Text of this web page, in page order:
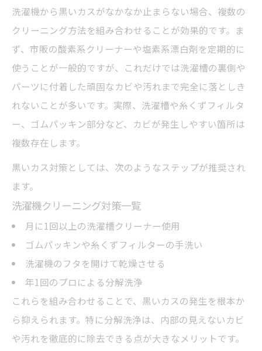
洗濯機から黒いカスがなかなか止まらない場合、複数の
クリーニング方法を組み合わせることが効果的です。ま
ず、市販の酸素系クリーナーや塩素系漂白剤を定期的に
使うことが一般的ですが、これだけでは洗濯槽の裏側や
パーツに付着した頑固なカビや汚れまで完全に落としき
れないことが多いです。実際、洗濯槽や糸くずフィルタ
ー、ゴムパッキン部分など、カビが発生しやすい箇所は
複数存在します。
黒いカス対策としては、次のようなステップが推奨され
ます。
洗濯機クリーニング対策一覧
月に1回以上の洗濯槽クリーナー使用
ゴムパッキンや糸くずフィルターの手洗い
洗濯機のフタを開けて乾燥させる
年1回のプロによる分解洗浄
これらを組み合わせることで、黒いカスの発生を根本か
ら抑えられます。特に分解洗浄は、内部の見えないカビ
や汚れを徹底的に除去できる点が大きなメリットです。